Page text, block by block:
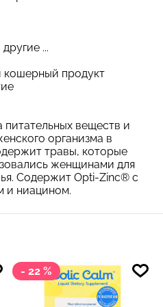
...
продукт
веществ и
организма в
травы, которые
женщинами для
Содержит Opti-Zinc® с
и ниацином.
- 22 %